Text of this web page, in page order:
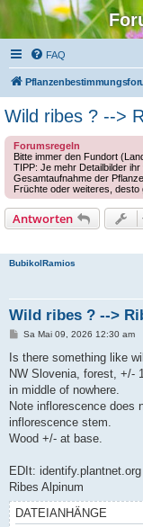
FAQ
Wild ribes ? -->
Forumsregeln
Bitte immer den Fundort
TIPP: Je mehr Detailbilder
Gesamtaufnahme der
Früchte oder weiteres, desto
Antworten
BubikolRamios
Wild ribes ? -->
B
r
a
Sa Mai 09, 2026 12:30 am
Is there something like
NW Slovenia, forest, +/-
in middle of nowhere.
Note inflorescence does
inflorescence stem.
Wood +/- at base.
EDIt:
Ribes Alpinum
DATEIANHÄNGE